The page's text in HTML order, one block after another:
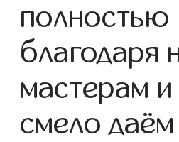
полностью
благодаря
мастерам
смело